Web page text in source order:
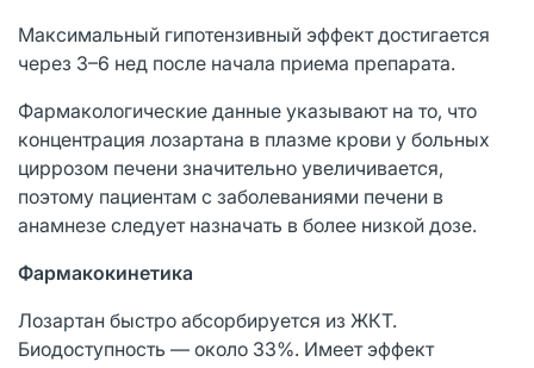
Максимальный гипотензивный эффект достигается
через 3–6 нед после начала приема препарата.
Фармакологические данные указывают на то, что
концентрация лозартана в плазме крови у больных
циррозом печени значительно увеличивается,
поэтому пациентам с заболеваниями печени в
анамнезе следует назначать в более низкой дозе.
Фармакокинетика
Лозартан быстро абсорбируется из ЖКТ.
Биодоступность — около 33%. Имеет эффект